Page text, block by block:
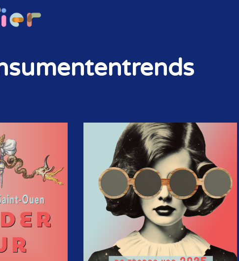
STORIES & SIGNALS
NIEUWSBRIEF
OP DE AGENDA